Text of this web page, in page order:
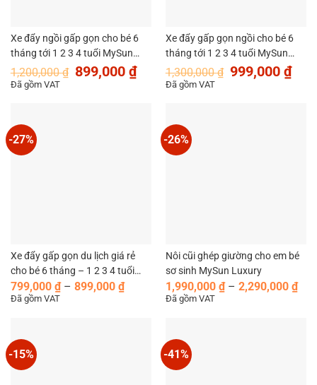
Xe đẩy ngồi gấp gọn cho bé 6
tháng tới 1 2 3 4 tuổi MySun
Standard
1,200,000₫ Giá
gốc
899,000 ₫Giá
hiện
Đã gồm VAT
Xe đẩy gấp gọn ngồi cho bé 6
tháng tới 1 2 3 4 tuổi MySun
ColorLife
1,300,000₫ Giá
gốc
999,000 ₫Giá
hiện
Đã gồm VAT
-27%
Xe đẩy gấp gọn du lịch giá rẻ
cho bé 6 tháng – 1 2 3 4 tuổi
MySun Base
799,000 ₫ – 899,000 ₫Khoảng
899,000 ₫
Đã gồm VAT
-26%
Nôi cũi ghép giường cho em bé
sơ sinh MySun Luxury
1,990,000 ₫ – 2,290,000 ₫
Đã gồm VAT
-15% -41%